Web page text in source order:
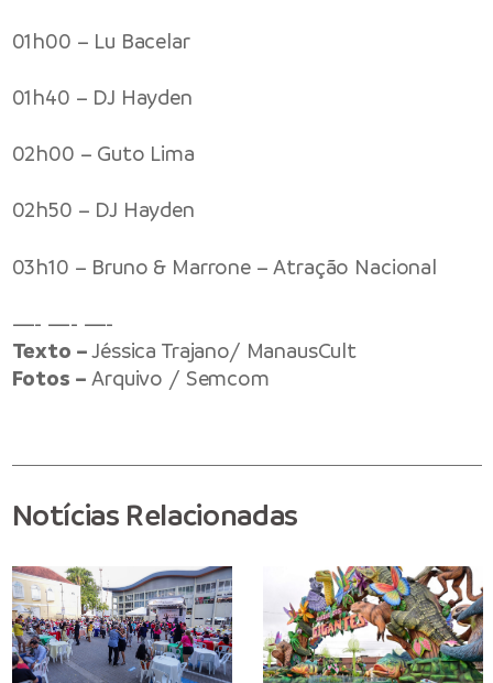
01h00 – Lu Bacelar
01h40 – DJ Hayden
02h00 – Guto Lima
02h50 – DJ Hayden
03h10 – Bruno & Marrone – Atração Nacional
—- —- —-
Texto –Jéssica Trajano/ ManausCult
Fotos – Arquivo / Semcom
Notícias Relacionadas